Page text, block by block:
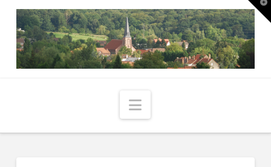
Navigation